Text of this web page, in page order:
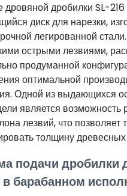
дровяной дробилки SL-216
диск для нарезки,
легированной
острыми лезвиями,
продуманной
оптимальной
Одной из выдающихся
является возможность
лезвий, что позволяет
толщину
подачи дробилки
в барабанном